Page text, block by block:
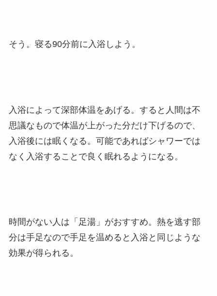
そう。寝る90分前に入浴しよう。
入浴によって深部体温をあげる。すると人間は不
思議なもので体温が上がった分だけ下げるので、
入浴後には眠くなる。可能であればシャワーでは
なく入浴することで良く眠れるようになる。
時間がない人は「足湯」がおすすめ。熱を逃す部
分は手足なので手足を温めると入浴と同じような
効果が得られる。